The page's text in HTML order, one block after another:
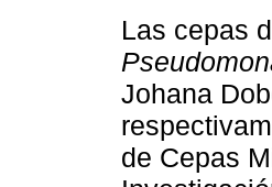
Las cepas
Johana
de Cepas